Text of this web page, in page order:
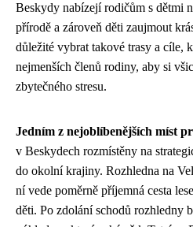
Beskydy nabízejí rodičům s dětmi
přírodě a zároveň děti zaujmout
důležité vybrat takové trasy a cíle,
nejmenších členů rodiny, aby si
zbytečného stresu.
Jedním z nejoblíbenějších míst
v Beskydech rozmístěny na
do okolní krajiny. Rozhledna na
ní vede poměrně příjemná cesta
děti. Po zdolání schodů rozhledny